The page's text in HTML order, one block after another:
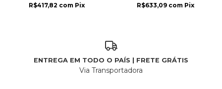
R$417,82 com Pix R$633,09 com Pix
ENTREGA EM TODO O PAÍS | FRETE GRÁTIS
Via Transportadora